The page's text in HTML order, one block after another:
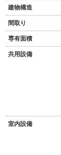
建物構造
間取り
専有面積
共用設備
室内設備